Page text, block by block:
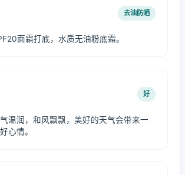
去油防晒
面霜打底，水质无油粉底霜。
好
温润，和风飘飘，美好的天气会带来一
心情。